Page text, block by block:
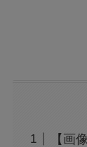
【画